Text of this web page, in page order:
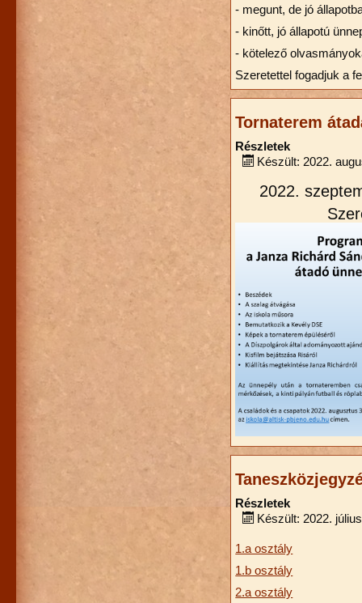
- megunt, de jó
- kinőtt, jó állapotú
- kötelező
Szeretettel fogadjuk a
Tornaterem
Részletek
Készült: 2022.
2022.
Részletek
Készült: 2022.
1.a osztály
1.b osztály
2.a osztály